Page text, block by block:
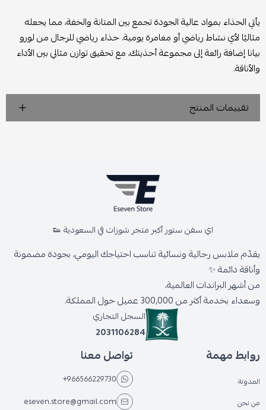
يأتي الحذاء بمواد عالية الجودة تجمع بين المتانة والخفة، مما يجعله
مثاليًا لأي نشاط رياضي أو مغامرة يومية. حذاء رياضي للرجال من لورو
بيانا إضافة رائعة إلى مجموعة أحذيتك، مع تحقيق توازن مثالي بين الأداء
والأناقة.
تقييمات المنتج
اي سفن ستور أكبر متجر شوزات في السعودية 👟
يقدّم ملابس رجالية ونسائية تناسب احتياجك اليومي، بجودة مضمونة
وأناقة دائمة ✨
من أشهر البراندات العالمية،
وسعداء بخدمة أكثر من 300,000 عميل حول المملكة.
السجل التجاري
2031106284
روابط مهمة
المدونة
من نحن
تواصل معنا
+966566229730
eseven.store@gmail.com